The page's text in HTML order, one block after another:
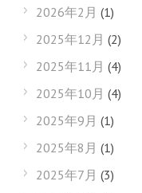
2026年2月 (1)
2025年12月 (2)
2025年11月 (4)
2025年10月 (4)
2025年9月 (1)
2025年8月 (1)
2025年7月 (3)